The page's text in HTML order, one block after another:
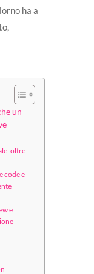
ha a
un
oltre
code e
e